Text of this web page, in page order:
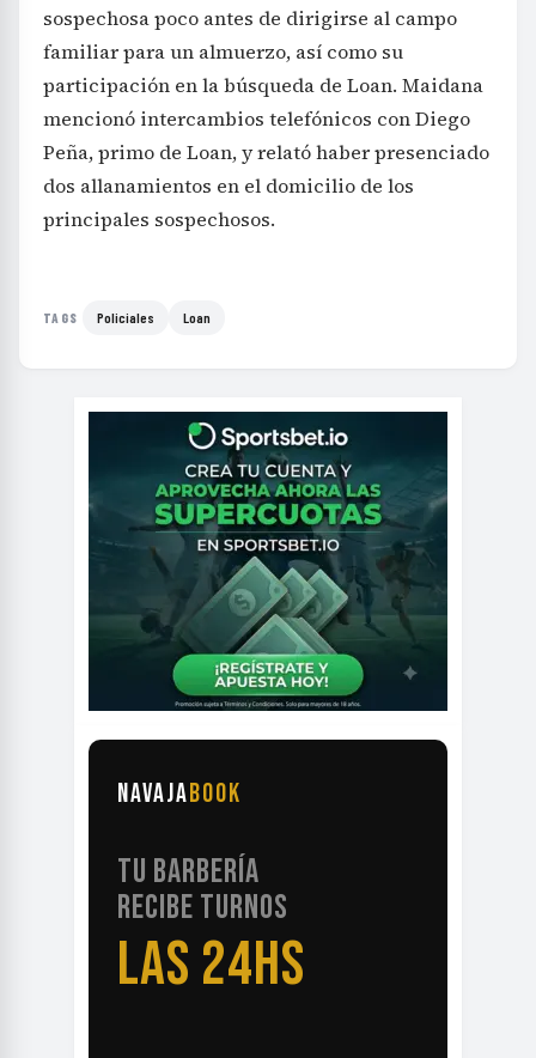
sospechosa poco antes de dirigirse al campo
familiar para un almuerzo, así como su
participación en la búsqueda de Loan. Maidana
mencionó intercambios telefónicos con Diego
Peña, primo de Loan, y relató haber presenciado
dos allanamientos en el domicilio de los
principales sospechosos.
TAGS Policiales Loan
NAVAJABOOK
TU BARBERÍA
RECIBE TURNOS
LAS 24HS